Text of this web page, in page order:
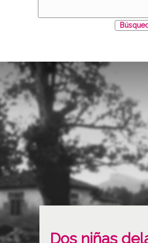
Dos niñas